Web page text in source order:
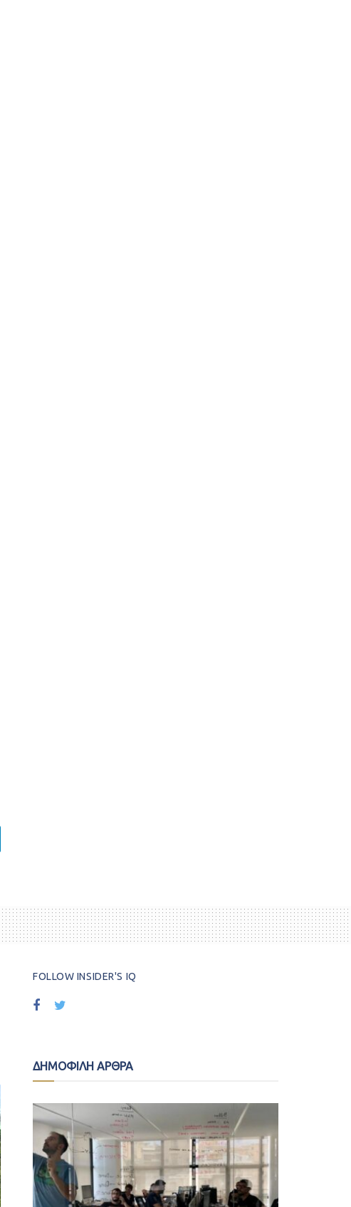
FOLLOW INSIDER'S IQ
ΔΗΜΟΦΙΛΗ ΑΡΘΡΑ